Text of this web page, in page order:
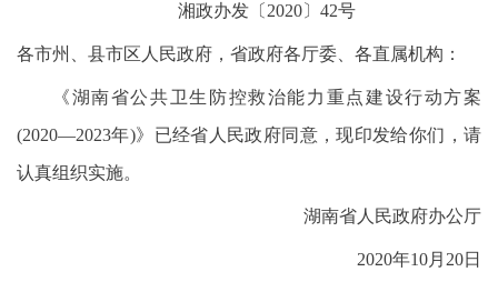
湘政办发〔2020〕42号
各市州、县市区人民政府，省政府各厅委、各直属机构：
《湖南省公共卫生防控救治能力重点建设行动方案
(2020—2023年)》已经省人民政府同意，现印发给你们，请
认真组织实施。
湖南省人民政府办公厅
2020年10月20日